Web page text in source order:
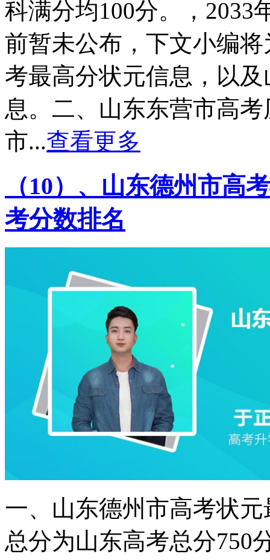
科满分均100分。，2033
前暂未公布，下文小编
考最高分状元信息，以
息。二、山东东营市高
市...查看更多
（10）、山东德州市高
考分数排名
一、山东德州市高考状
总分为山东高考总分750